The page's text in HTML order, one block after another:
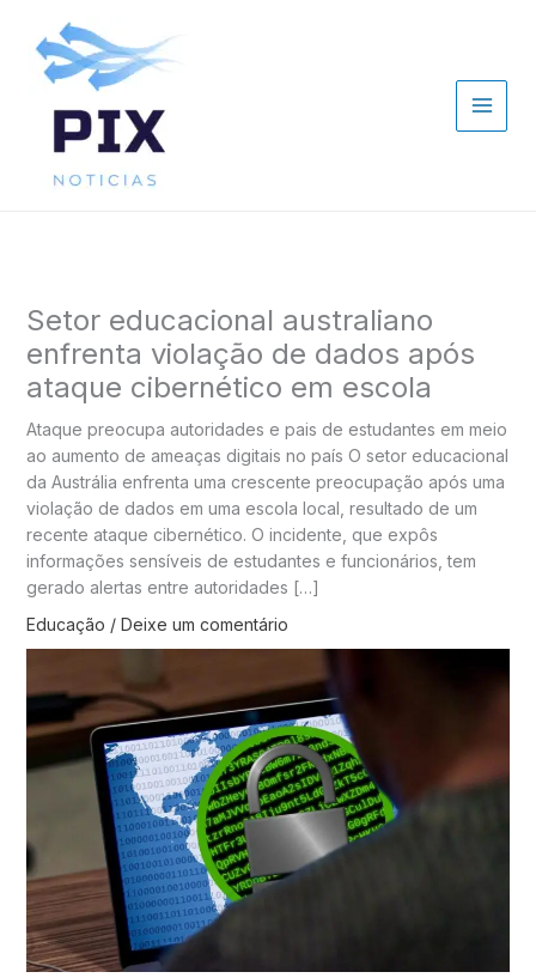
conteúdo
Setor educacional australiano
enfrenta violação de dados após
ataque cibernético em escola
Ataque preocupa autoridades e pais de estudantes em meio
ao aumento de ameaças digitais no país O setor educacional
da Austrália enfrenta uma crescente preocupação após uma
violação de dados em uma escola local, resultado de um
recente ataque cibernético. O incidente, que expôs
informações sensíveis de estudantes e funcionários, tem
gerado alertas entre autoridades […]
Educação / Deixe um comentário